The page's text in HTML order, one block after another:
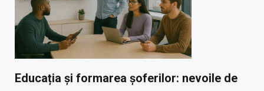
Educația și formarea șoferilor: nevoile de